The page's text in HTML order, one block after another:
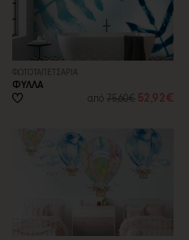
ΦΩΤΟΤΑΠΕΤΣΑΡΙA
ΦΥΛΛΑ
από75,60€ 52,92€